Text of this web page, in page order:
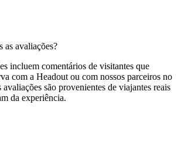
as avaliações?
incluem comentários de visitantes que
com a Headout ou com nossos parceiros no
avaliações são provenientes de viajantes reais
da experiência.